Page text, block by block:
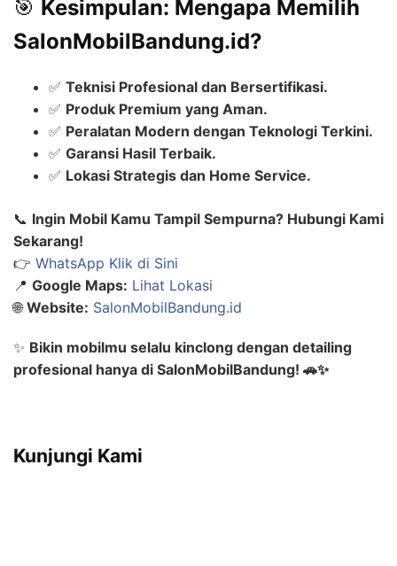
🎯 Kesimpulan: Mengapa Memilih
SalonMobilBandung.id?
✅ Teknisi Profesional dan Bersertifikasi.
✅ Produk Premium yang Aman.
✅ Peralatan Modern dengan Teknologi Terkini.
✅ Garansi Hasil Terbaik.
✅ Lokasi Strategis dan Home Service.
📞 Ingin Mobil Kamu Tampil Sempurna? Hubungi Kami
Sekarang!
👉 WhatsApp Klik di Sini
📍 Google Maps: Lihat Lokasi
🌐 Website: SalonMobilBandung.id
✨ Bikin mobilmu selalu kinclong dengan detailing
profesional hanya di SalonMobilBandung! 🚗✨
Kunjungi Kami